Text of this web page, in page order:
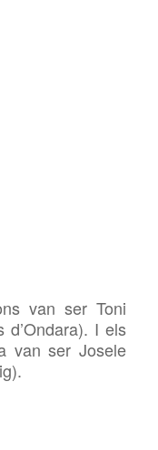
van ser Toni
I els
van ser Josele